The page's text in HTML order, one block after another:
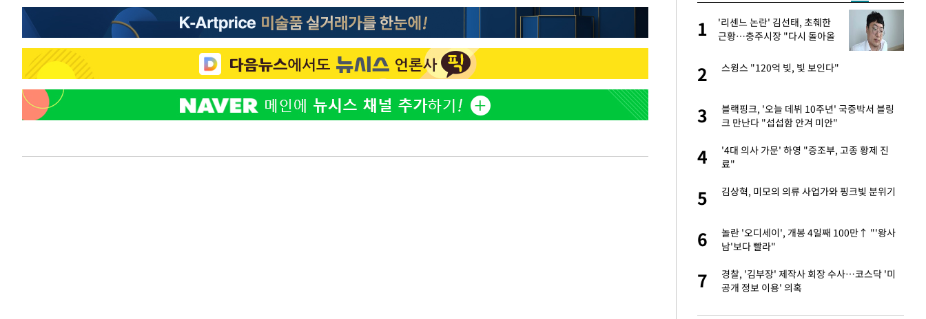
"창 3개 띄워도 답답함 없
네"…'폴드8 울트라', 일주일
써보니
2
학 뒤집는 것"
3
김도영·곽빈·안현민…오승환·니퍼트가 콕
집은 차기 메이저리거
4
1
'리센느 논란' 김선태, 초췌한
근황…충주시장 "다시 돌아올
2 스윙스 "120억 빚, 빛 보인다"
3
블랙핑크, '오늘 데뷔 10주년' 국중박서 블링
크 만난다 "섭섭함 안겨 미안"
4
'4대 의사 가문' 하영 "증조부, 고종 황제 진
료"
5 김상혁, 미모의 의류 사업가와 핑크빛 분위기
6
놀란 '오디세이', 개봉 4일째 100만↑ "'왕사
남'보다 빨라"
7
경찰, '김부장' 제작사 회장 수사…코스닥 '미
공개 정보 이용' 의혹